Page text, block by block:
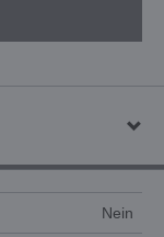
Nein